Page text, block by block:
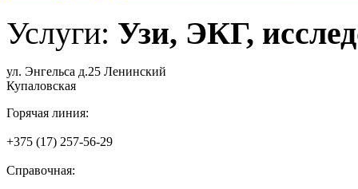
Услуги: Узи, ЭКГ,
ул. Энгельса д.25 Ленинский
Купаловская
Горячая линия:
+375 (17) 257-56-29
Справочная: